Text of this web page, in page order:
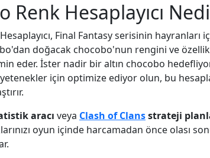
Renk Hesaplayıcı
Final Fantasy serisinin
doğacak chocobo'nun rengini ve
eder. İster nadir bir altın chocobo
için optimize ediyor olun, bu
aracı veya Clash of Clansstrateji
oyun içinde harcamadan önce olası